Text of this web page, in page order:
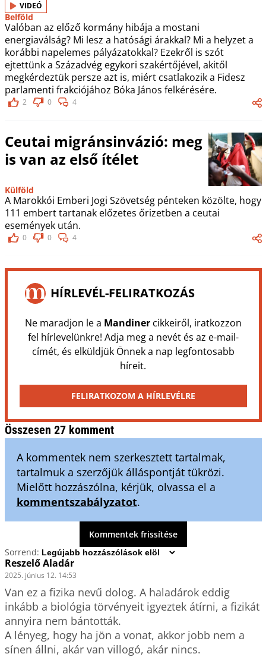
VIDEÓ
Belföld
Valóban az előző kormány hibája a mostani
energiaválság? Mi lesz a hatósági árakkal? Mi a helyzet a
korábbi napelemes pályázatokkal? Ezekről is szót
ejtettünk a Századvég egykori szakértőjével, akitől
megkérdeztük persze azt is, miért csatlakozik a Fidesz
parlamenti frakciójához Bóka János felkérésére.
2 0 4
Ceutai migránsinvázió: meg
is van az első ítélet
Külföld
A Marokkói Emberi Jogi Szövetség pénteken közölte, hogy
111 embert tartanak előzetes őrizetben a ceutai
események után.
0 0 4
HÍRLEVÉL-FELIRATKOZÁS
Ne maradjon le a Mandinercikkeiről, iratkozzon
fel hírlevelünkre! Adja meg a nevét és az e-mail-
címét, és elküldjük Önnek a nap legfontosabb
híreit.
FELIRATKOZOM A HÍRLEVÉLRE
Összesen 27 komment
A kommentek nem szerkesztett tartalmak,
tartalmuk a szerzőjük álláspontját tükrözi.
Mielőtt hozzászólna, kérjük, olvassa el a
kommentszabályzatot.
Kommentek frissítése
Sorrend:
Reszelő Aladár
2025. június 12. 14:53
Van ez a fizika nevű dolog. A haladárok eddig
inkább a biológia törvényeit igyeztek átírni, a fizikát
annyira nem bántották.
A lényeg, hogy ha jön a vonat, akkor jobb nem a
sínen állni, akár van villogó, akár nincs.